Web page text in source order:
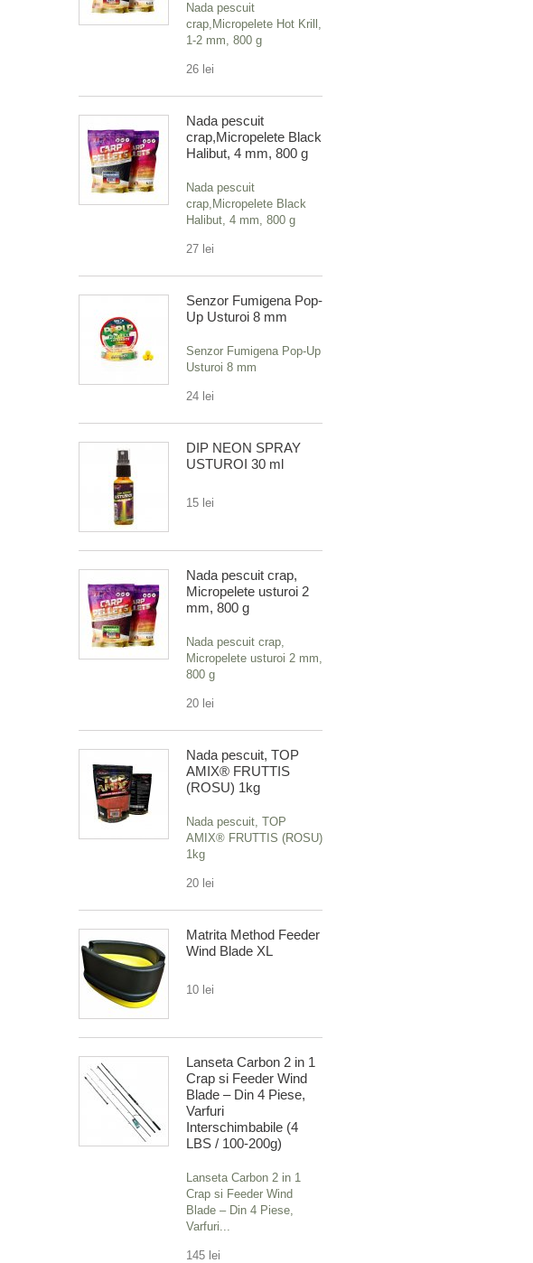
Nada pescuit
crap,Micropelete Hot Krill,
1-2 mm, 800 g
26 lei
Nada pescuit
crap,Micropelete Black
Halibut, 4 mm, 800 g
Nada pescuit
crap,Micropelete Black
Halibut, 4 mm, 800 g
27 lei
Senzor Fumigena Pop-
Up Usturoi 8 mm
Senzor Fumigena Pop-Up
Usturoi 8 mm
24 lei
DIP NEON SPRAY
USTUROI 30 ml
15 lei
Nada pescuit crap,
Micropelete usturoi 2
mm, 800 g
Nada pescuit crap,
Micropelete usturoi 2 mm,
800 g
20 lei
Nada pescuit, TOP
AMIX® FRUTTIS
(ROSU) 1kg
Nada pescuit, TOP
AMIX® FRUTTIS (ROSU)
1kg
20 lei
Matrita Method Feeder
Wind Blade XL
10 lei
Lanseta Carbon 2 in 1
Crap si Feeder Wind
Blade – Din 4 Piese,
Varfuri
Interschimbabile (4
LBS / 100-200g)
Lanseta Carbon 2 in 1
Crap si Feeder Wind
Blade – Din 4 Piese,
Varfuri...
145 lei